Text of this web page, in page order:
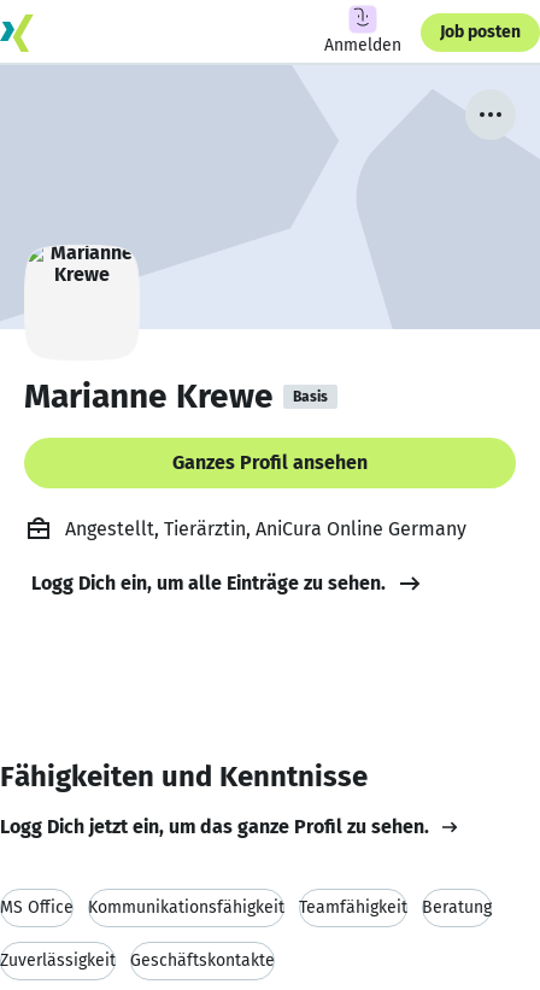
Anmelden
Job posten
Marianne Krewe Basis
Ganzes Profil ansehen
Angestellt, Tierärztin, AniCura Online Germany
Logg Dich ein, um alle Einträge zu sehen.
Fähigkeiten und Kenntnisse
Logg Dich jetzt ein, um das ganze Profil zu sehen.
MS Office Kommunikationsfähigkeit Teamfähigkeit Beratung
Zuverlässigkeit Geschäftskontakte